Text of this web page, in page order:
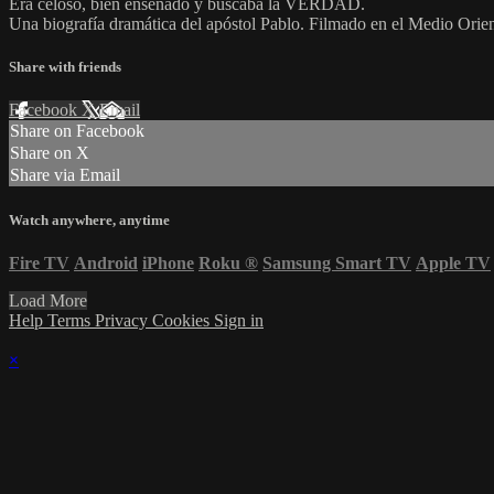
Era celoso, bien enseñado y buscaba la VERDAD.
Una biografía dramática del apóstol Pablo. Filmado en el Medio
Share with friends
Facebook XEmail
Share on Facebook
Share on X
Share via Email
Watch anywhere, anytime
Fire TV Android iPhone Roku ® Samsung Smart TV Apple TV
Load More
Help Terms Privacy Cookies Sign in
×